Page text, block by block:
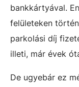
bankkártyával.
felületeken
parkolási díj
illeti, már évek
De ugyebár ez